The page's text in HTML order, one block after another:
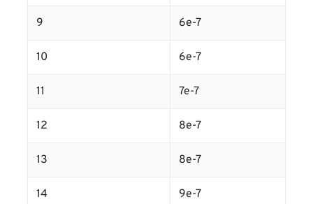
9 6e-7
10 6e-7
11 7e-7
12 8e-7
13 8e-7
14 9e-7